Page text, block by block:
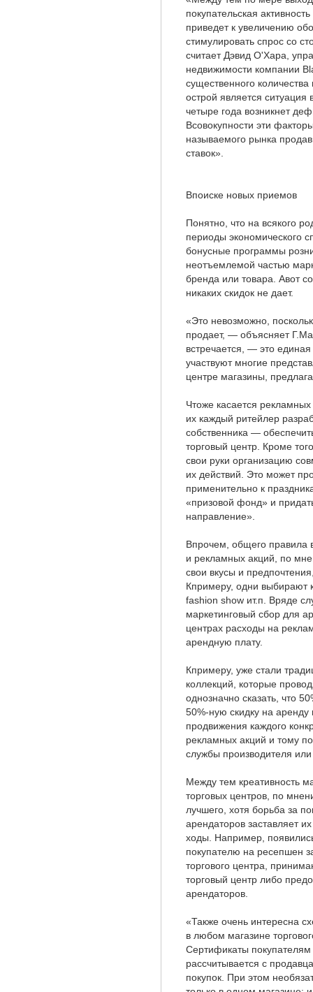
покупательская
приведет к увеличению
стимулировать спрос со
считает Дэвид О'Хара,
недвижимости компании
существенного
острой является
четыре года возникнет
Всовокупности эти
называемого рынка
ставок».
Впоиске новых приемов
Понятно, что на всякого
периоды экономического
бонусные программы
неотъемлемой частью
бренда или товара. Авот
никаких скидок не дает.
«Это невозможно,
продает, — объясняет
встречается, — это
участвуют многие
центре магазины,
Чтоже касается
их каждый ритейлер
собственника —
торговый центр. Кроме
свои руки организацию
их действий. Это может
применительно к
«призовой фонд» и
направление».
Впрочем, общего правила
и рекламных акций, по
свои вкусы и
Кпримеру, одни выбирают
fashion show ит.п. Вряде
маркетинговый сбор для
центрах расходы на
арендную плату.
Кпримеру, уже стали
коллекций, которые
однозначно сказать, что
50%-ную скидку на
продвижения каждого
рекламных акций и тому
службы производителя или
Между тем креативность
торговых центров, по
лучшего, хотя борьба за
арендаторов заставляет
ходы. Например,
покупателю на ресепшен
торгового центра,
торговый центр либо
арендаторов.
«Также очень интересна
в любом магазине
Сертификаты покупателям
рассчитывается с
покупок. При этом